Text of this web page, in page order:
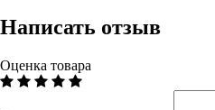
Написать отзыв
Оценка товара